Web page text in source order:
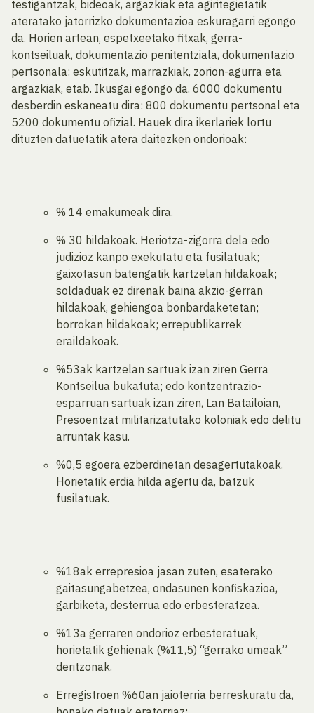
testigantzak, bideoak, argazkiak eta agiritegietatik
ateratako jatorrizko dokumentazioa eskuragarri egongo
da. Horien artean, espetxeetako fitxak, gerra-
kontseiluak, dokumentazio penitentziala, dokumentazio
pertsonala: eskutitzak, marrazkiak, zorion-agurra eta
argazkiak, etab. Ikusgai egongo da. 6000 dokumentu
desberdin eskaneatu dira: 800 dokumentu pertsonal eta
5200 dokumentu ofizial. Hauek dira ikerlariek lortu
dituzten datuetatik atera daitezken ondorioak:
% 14 emakumeak dira.
% 30 hildakoak. Heriotza-zigorra dela edo
judizioz kanpo exekutatu eta fusilatuak;
gaixotasun batengatik kartzelan hildakoak;
soldaduak ez direnak baina akzio-gerran
hildakoak, gehiengoa bonbardaketetan;
borrokan hildakoak; errepublikarrek
eraildakoak.
%53ak kartzelan sartuak izan ziren Gerra
Kontseilua bukatuta; edo kontzentrazio-
esparruan sartuak izan ziren, Lan Batailoian,
Presoentzat militarizatutako koloniak edo delitu
arruntak kasu.
%0,5 egoera ezberdinetan desagertutakoak.
Horietatik erdia hilda agertu da, batzuk
fusilatuak.
%18ak errepresioa jasan zuten, esaterako
gaitasungabetzea, ondasunen konfiskazioa,
garbiketa, desterrua edo erbesteratzea.
%13a gerraren ondorioz erbesteratuak,
horietatik gehienak (%11,5) “gerrako umeak”
deritzonak.
Erregistroen %60an jaioterria berreskuratu da,